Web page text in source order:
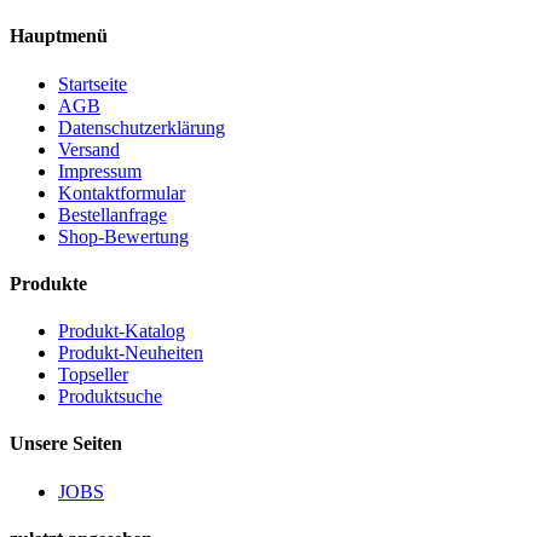
Hauptmenü
Startseite
AGB
Datenschutzerklärung
Versand
Impressum
Kontaktformular
Bestellanfrage
Shop-Bewertung
Produkte
Produkt-Katalog
Produkt-Neuheiten
Topseller
Produktsuche
Unsere Seiten
JOBS